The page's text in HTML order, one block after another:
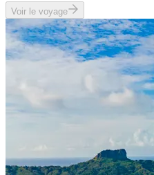
Voir le voyage